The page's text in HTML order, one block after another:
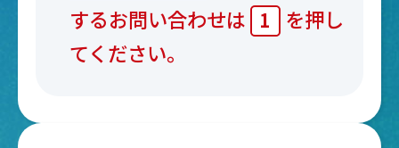
するお問い合わせは 1 を押し
てください。